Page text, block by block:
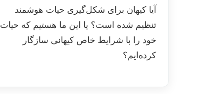
آیا کیهان برای شکل‌گیری حیات هوشمند
تنظیم شده است؟ یا این ما هستیم که حیات
خود را با شرایط خاص کیهانی سازگار
کرده‌ایم؟